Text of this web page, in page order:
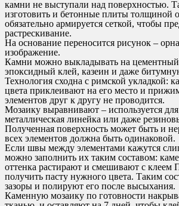
камни не выступали над поверхностью.
изготовить и бетонные плиты толщиной
обязательно армируется сеткой, чтобы
растрескивание.
На основание переносится рисунок –
изображение.
Камни можно выкладывать на цементный
эпоксидный клей, казеин и даже
Технология сходна с римской укладкой:
цвета приклеивают на его место и
элементов друг к другу не проводится.
Мозаику выравнивают – используется для
металлическая линейка или даже
Полученная поверхность может быть и
всех элементов должна быть одинаковой.
Если швы между элементами кажутся
можно заполнить их таким составом:
оттенка растирают и смешивают с
получить пасту нужного цвета. Таким
зазоры и полируют его после высыхания.
Каменную мозаику по готовности